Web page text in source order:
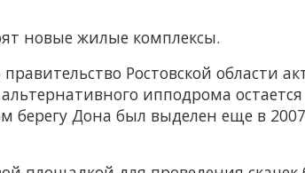
новые жилые комплексы.
Ростовской области
ипподрома
берегу Дона был выделен еще в